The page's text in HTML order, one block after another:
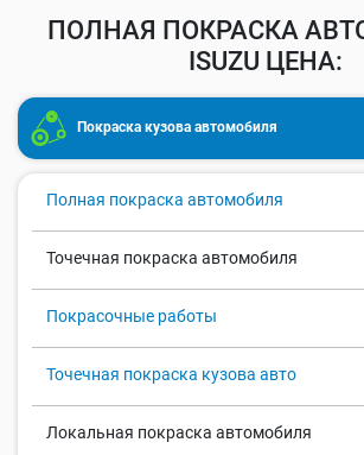
ПОЛНАЯ ПОКРАСКА
ISUZU ЦЕНА:
Покраска кузова автомобиля
Полная покраска автомобиля
Точечная покраска автомобиля
Покрасочные работы
Точечная покраска кузова авто
Локальная покраска автомобиля